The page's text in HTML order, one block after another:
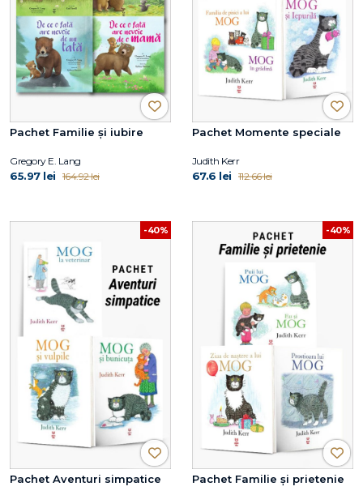
Pachet Familie și iubire
Gregory E. Lang
65.97 lei 164.92 lei
Pachet Momente speciale
Judith Kerr
67.6 lei 112.66 lei
-40%
Pachet Aventuri simpatice
-40%
Pachet Familie și prietenie